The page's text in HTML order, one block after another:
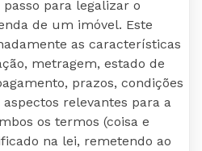
para legalizar o
de um imóvel. Este
as características
metragem, estado de
prazos, condições
relevantes para a
os termos (coisa e
na lei, remetendo ao